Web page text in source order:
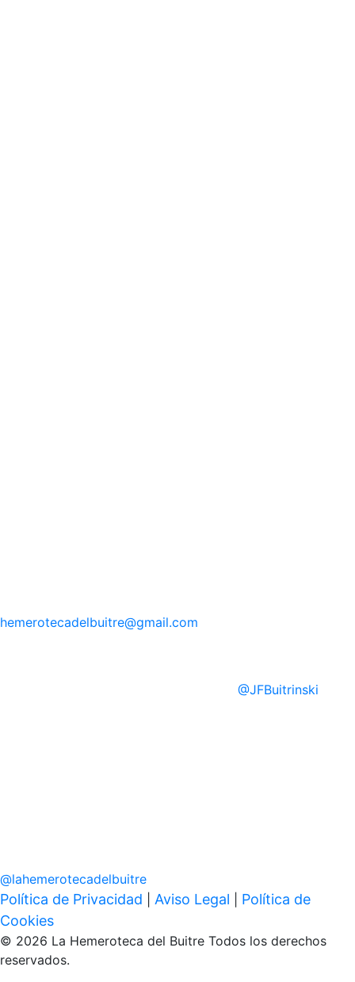
hemerotecadelbuitre@gmail.com
@JFBuitrinski
@lahemerotecadelbuitre
Política de Privacidad Aviso Legal
Política de
Cookies
© 2026 La Hemeroteca del Buitre Todos los derechos
reservados.